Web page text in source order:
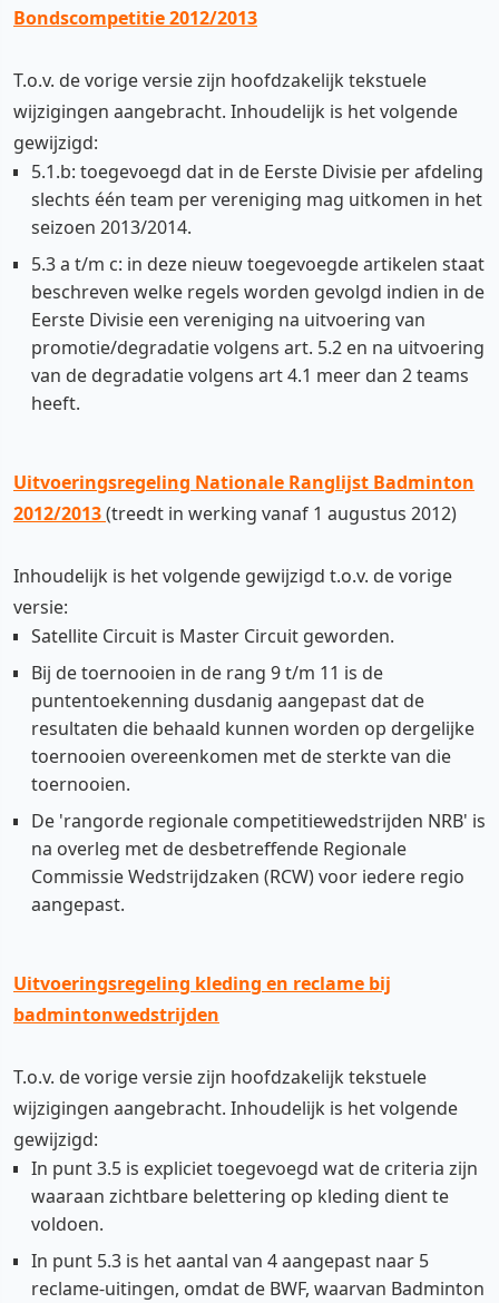
Bondscompetitie 2012/2013
T.o.v. de vorige versie zijn hoofdzakelijk tekstuele
wijzigingen aangebracht. Inhoudelijk is het volgende
gewijzigd:
5.1.b: toegevoegd dat in de Eerste Divisie per afdeling
slechts één team per vereniging mag uitkomen in het
seizoen 2013/2014.
5.3 a t/m c: in deze nieuw toegevoegde artikelen staat
beschreven welke regels worden gevolgd indien in de
Eerste Divisie een vereniging na uitvoering van
promotie/degradatie volgens art. 5.2 en na uitvoering
van de degradatie volgens art 4.1 meer dan 2 teams
heeft.
Uitvoeringsregeling Nationale Ranglijst Badminton
2012/2013(treedt in werking vanaf 1 augustus 2012)
Inhoudelijk is het volgende gewijzigd t.o.v. de vorige
versie:
Satellite Circuit is Master Circuit geworden.
Bij de toernooien in de rang 9 t/m 11 is de
puntentoekenning dusdanig aangepast dat de
resultaten die behaald kunnen worden op dergelijke
toernooien overeenkomen met de sterkte van die
toernooien.
De 'rangorde regionale competitiewedstrijden NRB' is
na overleg met de desbetreffende Regionale
Commissie Wedstrijdzaken (RCW) voor iedere regio
aangepast.
Uitvoeringsregeling kleding en reclame bij
badmintonwedstrijden
T.o.v. de vorige versie zijn hoofdzakelijk tekstuele
wijzigingen aangebracht. Inhoudelijk is het volgende
gewijzigd:
In punt 3.5 is expliciet toegevoegd wat de criteria zijn
waaraan zichtbare belettering op kleding dient te
voldoen.
In punt 5.3 is het aantal van 4 aangepast naar 5
reclame-uitingen, omdat de BWF, waarvan Badminton